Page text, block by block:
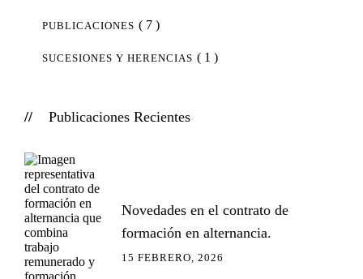
PUBLICACIONES ( 7 )
SUCESIONES Y HERENCIAS ( 1 )
Publicaciones Recientes
Novedades en el contrato de
formación en alternancia.
15 FEBRERO, 2026